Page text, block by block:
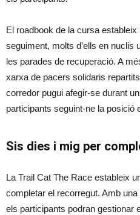
El roadbook de la cursa
seguiment, molts d’ells en nuclis
les parades de recuperació. A
xarxa de pacers solidaris
corredor pugui afegir-se durant
participants seguint-ne la posició
Sis dies i mig per
La Trail Cat The Race estableix
completar el recorregut. Amb
els participants podran gestionar